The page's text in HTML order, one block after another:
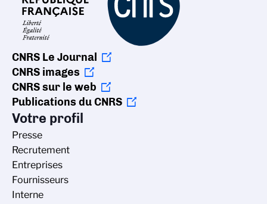
CNRS Le Journal
CNRS images
CNRS sur le web
Publications du CNRS
Votre profil
Presse
Recrutement
Entreprises
Fournisseurs
Interne